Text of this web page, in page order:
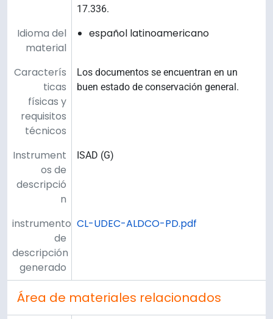
17.336.
Idioma del
material
español latinoamericano
Caracterís
ticas
físicas y
requisitos
técnicos
Los documentos se encuentran en un
buen estado de conservación general.
Instrument
os de
descripció
n
ISAD (G)
instrumento
de
descripción
generado
CL-UDEC-ALDCO-PD.pdf
Área de materiales relacionados